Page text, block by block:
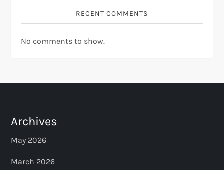
RECENT COMMENTS
No comments to show.
Archives
May 2026
March 2026